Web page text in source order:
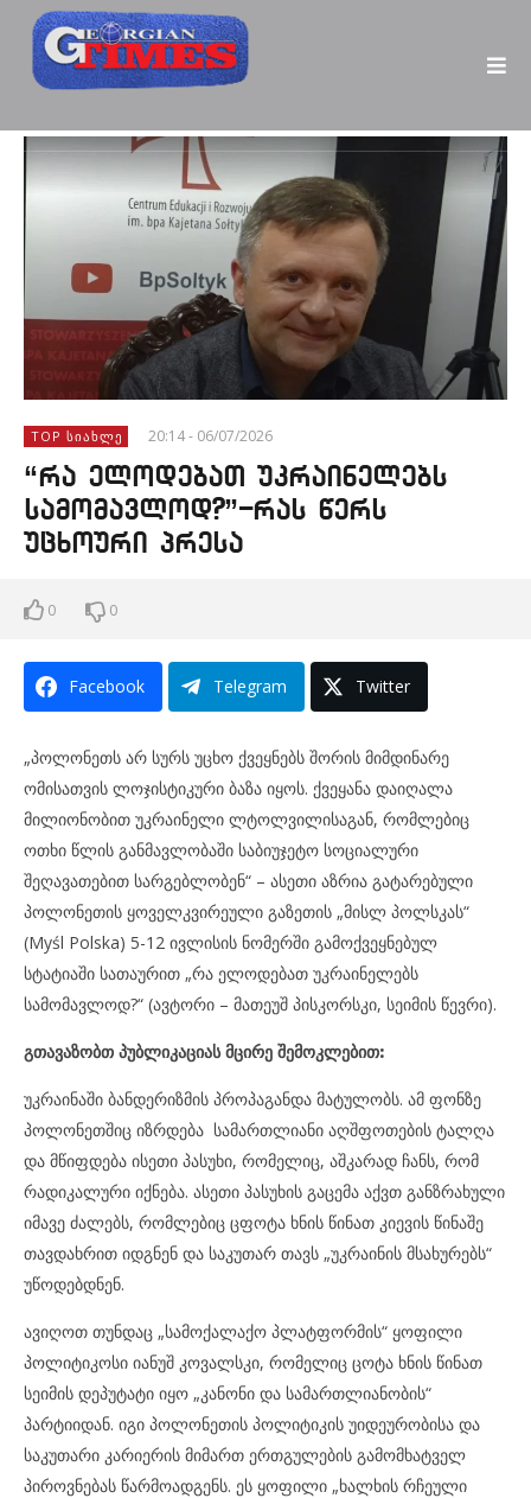
TOP ᲡᲘᲐᲮᲚᲔ 20:14 - 06/07/2026
“რა ელოდებათ უკრაინელებს
სამომავლოდ?”-რას წერს
უცხოური პრესა
0 0
Facebook Telegram Twitter
„პოლონეთს არ სურს უცხო ქვეყნებს შორის მიმდინარე
ომისათვის ლოჯისტიკური ბაზა იყოს. ქვეყანა დაიღალა
მილიონობით უკრაინელი ლტოლვილისაგან, რომლებიც
ოთხი წლის განმავლობაში საბიუჯეტო სოციალური
შეღავათებით სარგებლობენ“ – ასეთი აზრია გატარებული
პოლონეთის ყოველკვირეული გაზეთის „მისლ პოლსკას“
(Myśl Polska) 5-12 ივლისის ნომერში გამოქვეყნებულ
სტატიაში სათაურით „რა ელოდებათ უკრაინელებს
სამომავლოდ?“ (ავტორი – მათეუშ პისკორსკი, სეიმის წევრი).
გთავაზობთ პუბლიკაციას მცირე შემოკლებით:
უკრაინაში ბანდერიზმის პროპაგანდა მატულობს. ამ ფონზე
პოლონეთშიც იზრდება სამართლიანი აღშფოთების ტალღა
და მწიფდება ისეთი პასუხი, რომელიც, აშკარად ჩანს, რომ
რადიკალური იქნება. ასეთი პასუხის გაცემა აქვთ განზრახული
იმავე ძალებს, რომლებიც ცფოტა ხნის წინათ კიევის წინაშე
თავდახრით იდგნენ და საკუთარ თავს „უკრაინის მსახურებს“
უწოდებდნენ.
ავიღოთ თუნდაც „სამოქალაქო პლატფორმის“ ყოფილი
პოლიტიკოსი იანუშ კოვალსკი, რომელიც ცოტა ხნის წინათ
სეიმის დეპუტატი იყო „კანონი და სამართლიანობის“
პარტიიდან. იგი პოლონეთის პოლიტიკის უიდეურობისა და
საკუთარი კარიერის მიმართ ერთგულების გამომხატველ
პიროვნებას წარმოადგენს. ეს ყოფილი „ხალხის რჩეული